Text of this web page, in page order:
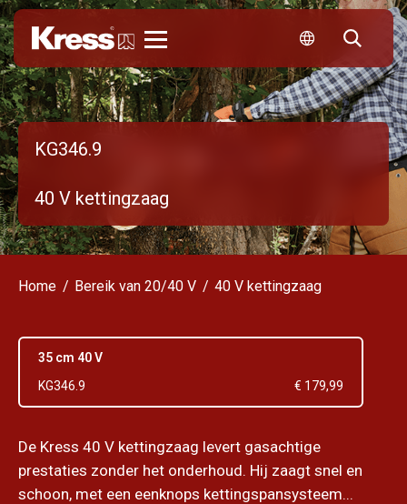
KG346.9
40 V kettingzaag
Home Bereik van 20/40 V 40 V kettingzaag
35 cm 40 V
KG346.9
€ 179,99
De Kress 40 V kettingzaag levert gasachtige
prestaties zonder het onderhoud. Hij zaagt snel en
schoon, met een eenknops kettingspansysteem...